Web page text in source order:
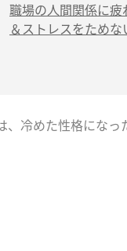
職場の人間関係に
＆ストレスをため
冷めた性格になっ